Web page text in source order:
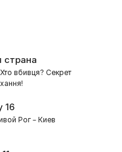
страна
вбивця? Секрет
16
Рог – Киев